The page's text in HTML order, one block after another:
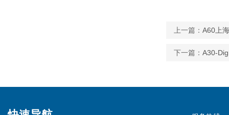
上一篇： A60上
下一篇： A30-